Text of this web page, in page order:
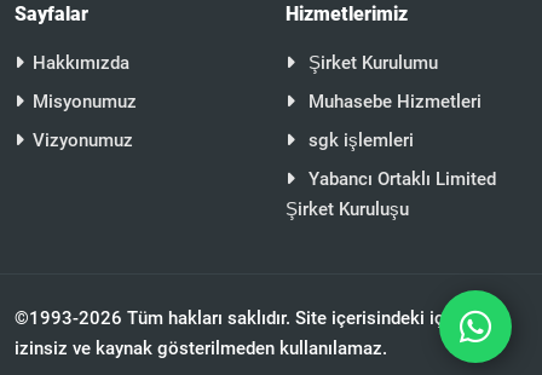
Sayfalar
Hakkımızda
Misyonumuz
Vizyonumuz
Hizmetlerimiz
Şirket Kurulumu
Muhasebe Hizmetleri
sgk işlemleri
Yabancı Ortaklı Limited
Şirket Kuruluşu
©1993-2026 Tüm hakları saklıdır. Site içerisindeki içerik
izinsiz ve kaynak gösterilmeden kullanılamaz.